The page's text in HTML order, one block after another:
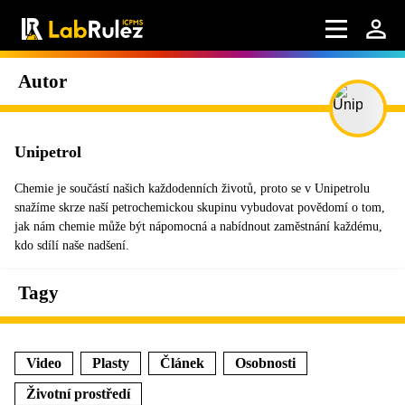
Autor
Unipetrol
Chemie je součástí našich každodenních životů, proto se v Unipetrolu
snažíme skrze naší petrochemickou skupinu vybudovat povědomí o tom,
jak nám chemie může být nápomocná a nabídnout zaměstnání každému,
kdo sdílí naše nadšení.
Tagy
Video Plasty Článek
Osobnosti
Životní prostředí